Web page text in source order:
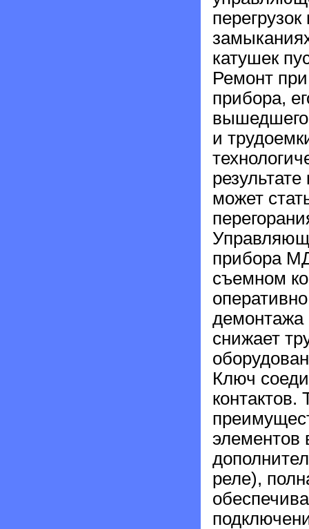
катушек
Ремонт
прибора,
вышедшего
и
может
прибора
съемном
демонтажа
снижает
Ключ
контактов.
элементов
реле),